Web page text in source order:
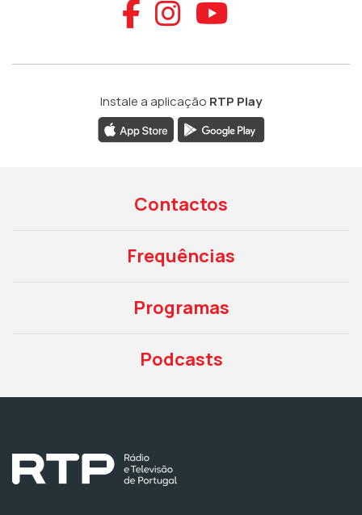
Aceder ao
Aceder ao
Aceder
Instale a aplicação RTP Play
Contactos
Frequências
Programas
Podcasts